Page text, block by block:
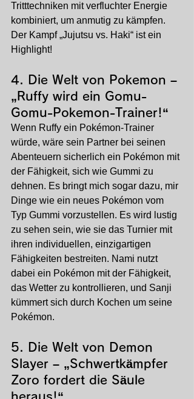
Tritttechniken mit verfluchter Energie
kombiniert, um anmutig zu kämpfen.
Der Kampf „Jujutsu vs. Haki“ ist ein
Highlight!
4.
Die Welt von Pokemon –
„Ruffy wird ein Gomu-
Gomu-Pokemon-Trainer!“
Wenn Ruffy ein Pokémon-Trainer
würde, wäre sein Partner bei seinen
Abenteuern sicherlich ein Pokémon mit
der Fähigkeit, sich wie Gummi zu
dehnen. Es bringt mich sogar dazu, mir
Dinge wie ein neues Pokémon vom
Typ Gummi vorzustellen. Es wird lustig
zu sehen sein, wie sie das Turnier mit
ihren individuellen, einzigartigen
Fähigkeiten bestreiten. Nami nutzt
dabei ein Pokémon mit der Fähigkeit,
das Wetter zu kontrollieren, und Sanji
kümmert sich durch Kochen um seine
Pokémon.
5.
Die Welt von Demon
Slayer – „Schwertkämpfer
Zoro fordert die Säule
heraus!“